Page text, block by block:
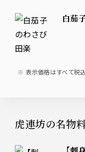
白
表示価格はすべて税
虎連坊の名物